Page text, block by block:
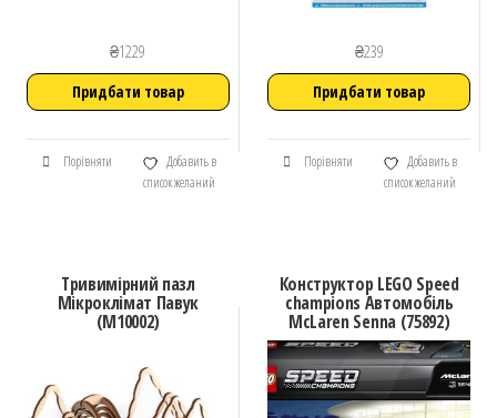
₴1229
Придбати товар
Порівняти
Добавить в
список желаний
₴239
Придбати товар
Порівняти
Добавить в
список желаний
Тривимірний пазл
Мікроклімат Павук
(М10002)
Конструктор LEGO Speed
champions Автомобіль
McLaren Senna (75892)